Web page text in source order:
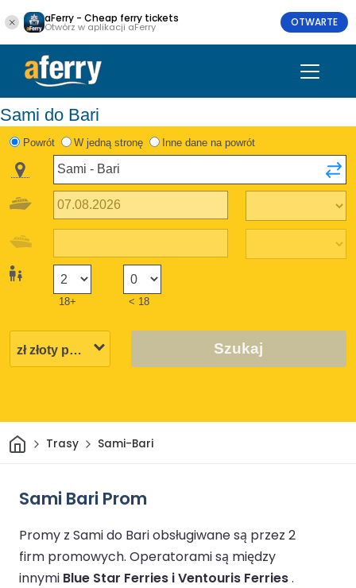
aFerry - Cheap ferry tickets
Otwórz w aplikacji aFerry OTWARTE
Sami do Bari
Powrót W jedną stronę Inne dane na powrót
18+ < 18
Szukaj
DomTrasy Sami-Bari
Sami Bari Prom
Promy z Sami do Bari obsługiwane są przez 2
firm promowych. Operatorami są między
innymi Blue Star Ferries i Ventouris Ferries.